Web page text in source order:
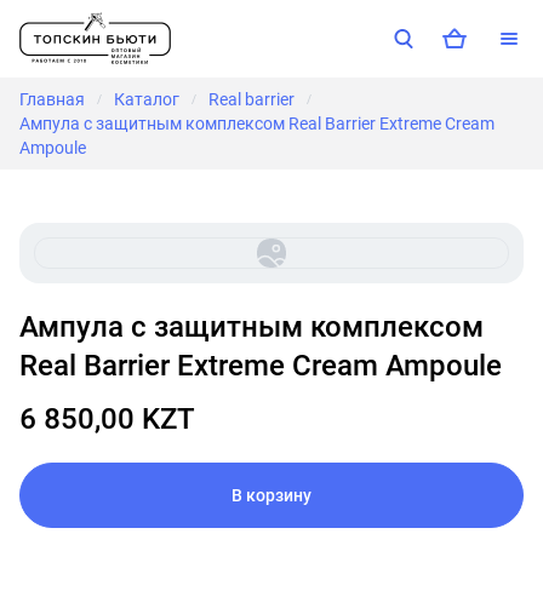
Главная / Каталог / Real barrier /
Ампула с защитным комплексом Real Barrier Extreme Cream
Ampoule
Ампула с защитным комплексом
Real Barrier Extreme Cream Ampoule
6 850,00 KZT
В корзину